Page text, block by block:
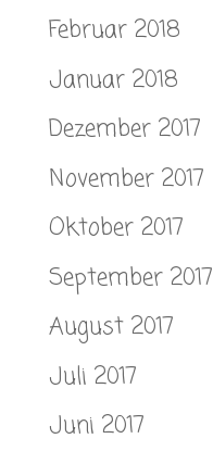
Februar 2018
Januar 2018
Dezember 2017
November 2017
Oktober 2017
September 2017
August 2017
Juli 2017
Juni 2017